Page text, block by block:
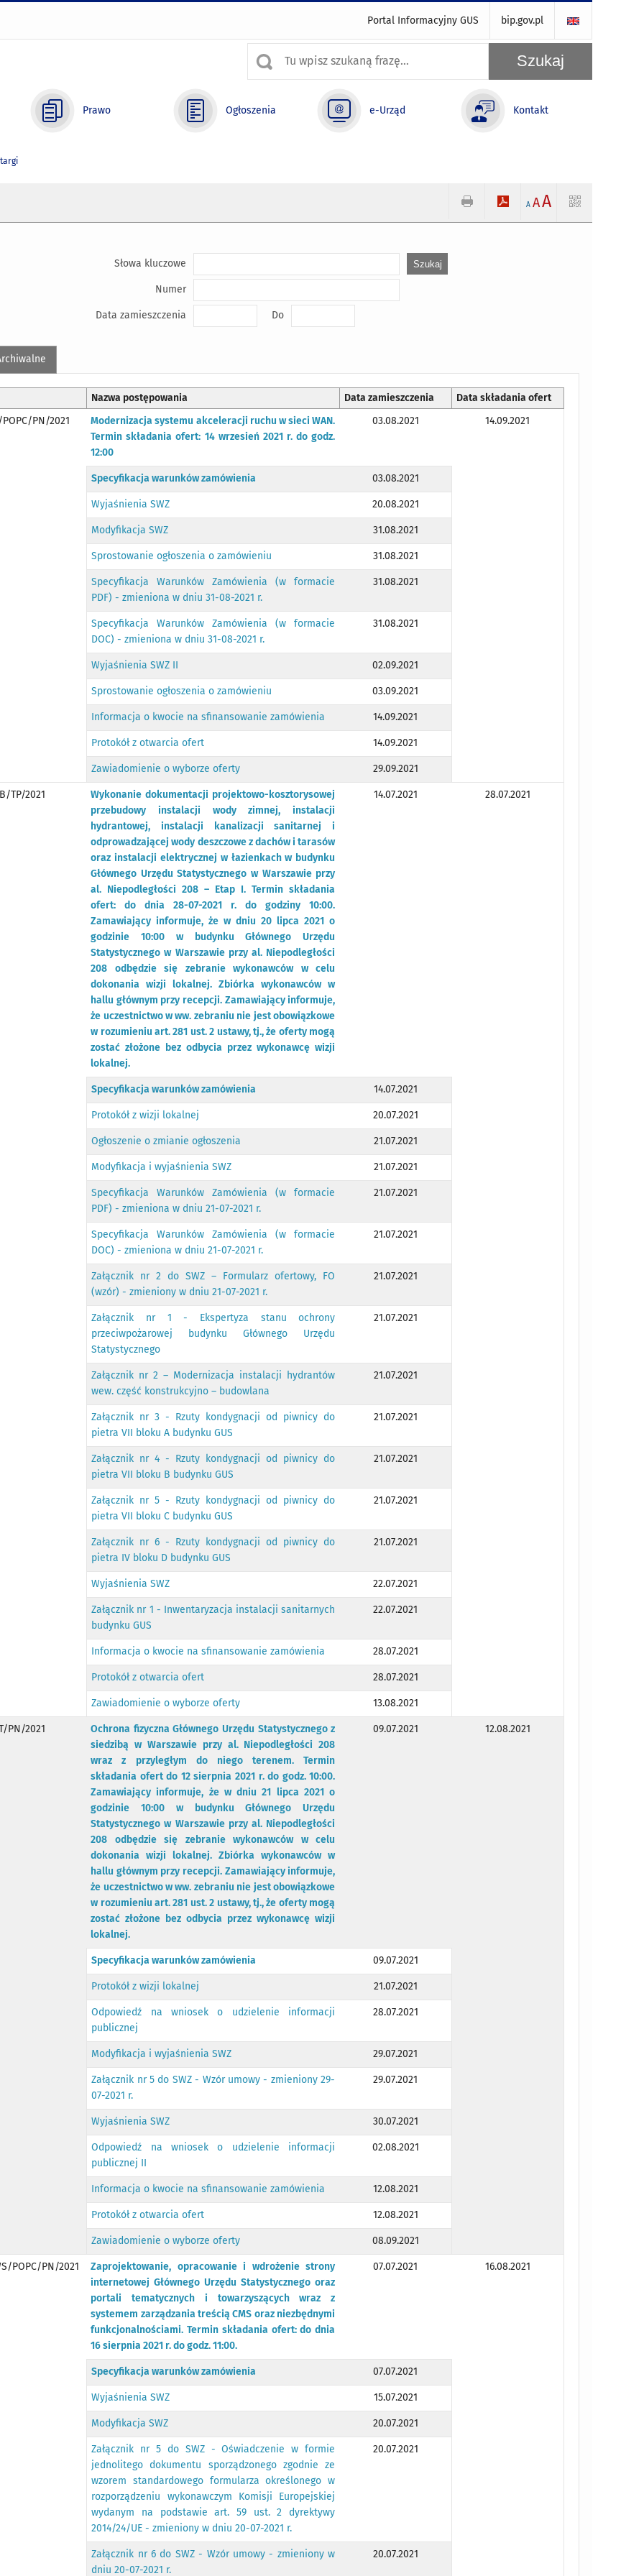
Portal Informacyjny GUS bip.gov.pl
Prawo Ogłoszenia e-Urząd Kontakt
A AA
Słowa kluczowe
Numer
Data zamieszczenia Do
Nazwa postępowania Data zamieszczenia
Data składania ofert
PN/2021
Modernizacja systemu akceleracji ruchu w sieci WAN.
Termin składania ofert: 14 wrzesień 2021 r. do godz.
12:00
03.08.2021 14.09.2021
Specyfikacja warunków zamówienia 03.08.2021
Wyjaśnienia SWZ 20.08.2021
Modyfikacja SWZ 31.08.2021
Sprostowanie ogłoszenia o zamówieniu 31.08.2021
Specyfikacja Warunków Zamówienia (w formacie
PDF) - zmieniona w dniu 31-08-2021 r.
31.08.2021
Specyfikacja Warunków Zamówienia (w formacie
DOC) - zmieniona w dniu 31-08-2021 r.
31.08.2021
Wyjaśnienia SWZ II 02.09.2021
Sprostowanie ogłoszenia o zamówieniu 03.09.2021
Informacja o kwocie na sfinansowanie zamówienia 14.09.2021
Protokół z otwarcia ofert 14.09.2021
Zawiadomienie o wyborze oferty 29.09.2021
TP/2021
Wykonanie dokumentacji projektowo-kosztorysowej
przebudowy instalacji wody zimnej, instalacji
hydrantowej, instalacji kanalizacji sanitarnej i
odprowadzającej wody deszczowe z dachów i tarasów
oraz instalacji elektrycznej w łazienkach w budynku
Głównego Urzędu Statystycznego w Warszawie przy
al. Niepodległości 208 – Etap I. Termin składania
ofert: do dnia 28-07-2021 r. do godziny 10:00.
Zamawiający informuje, że w dniu 20 lipca 2021 o
godzinie 10:00 w budynku Głównego Urzędu
Statystycznego w Warszawie przy al. Niepodległości
208 odbędzie się zebranie wykonawców w celu
dokonania wizji lokalnej. Zbiórka wykonawców w
hallu głównym przy recepcji. Zamawiający informuje,
że uczestnictwo w ww. zebraniu nie jest obowiązkowe
w rozumieniu art. 281 ust. 2 ustawy, tj., że oferty mogą
zostać złożone bez odbycia przez wykonawcę wizji
lokalnej.
14.07.2021 28.07.2021
Specyfikacja warunków zamówienia 14.07.2021
Protokół z wizji lokalnej 20.07.2021
Ogłoszenie o zmianie ogłoszenia 21.07.2021
Modyfikacja i wyjaśnienia SWZ 21.07.2021
Specyfikacja Warunków Zamówienia (w formacie
PDF) - zmieniona w dniu 21-07-2021 r.
21.07.2021
Specyfikacja Warunków Zamówienia (w formacie
DOC) - zmieniona w dniu 21-07-2021 r.
21.07.2021
Załącznik nr 2 do SWZ – Formularz ofertowy, FO
(wzór) - zmieniony w dniu 21-07-2021 r.
21.07.2021
Załącznik nr 1 - Ekspertyza stanu ochrony
przeciwpożarowej budynku Głównego Urzędu
Statystycznego
21.07.2021
Załącznik nr 2 – Modernizacja instalacji hydrantów
wew. część konstrukcyjno – budowlana
21.07.2021
Załącznik nr 3 - Rzuty kondygnacji od piwnicy do
pietra VII bloku A budynku GUS
21.07.2021
Załącznik nr 4 - Rzuty kondygnacji od piwnicy do
pietra VII bloku B budynku GUS
21.07.2021
Załącznik nr 5 - Rzuty kondygnacji od piwnicy do
pietra VII bloku C budynku GUS
21.07.2021
Załącznik nr 6 - Rzuty kondygnacji od piwnicy do
pietra IV bloku D budynku GUS
21.07.2021
Wyjaśnienia SWZ 22.07.2021
Załącznik nr 1 - Inwentaryzacja instalacji sanitarnych
budynku GUS
22.07.2021
Informacja o kwocie na sfinansowanie zamówienia 28.07.2021
Protokół z otwarcia ofert 28.07.2021
Zawiadomienie o wyborze oferty 13.08.2021
PN/2021
Ochrona fizyczna Głównego Urzędu Statystycznego z
siedzibą w Warszawie przy al. Niepodległości 208
wraz z przyległym do niego terenem. Termin
składania ofert do 12 sierpnia 2021 r. do godz. 10:00.
Zamawiający informuje, że w dniu 21 lipca 2021 o
godzinie 10:00 w budynku Głównego Urzędu
Statystycznego w Warszawie przy al. Niepodległości
208 odbędzie się zebranie wykonawców w celu
dokonania wizji lokalnej. Zbiórka wykonawców w
hallu głównym przy recepcji. Zamawiający informuje,
że uczestnictwo w ww. zebraniu nie jest obowiązkowe
w rozumieniu art. 281 ust. 2 ustawy, tj., że oferty mogą
zostać złożone bez odbycia przez wykonawcę wizji
lokalnej.
09.07.2021 12.08.2021
Specyfikacja warunków zamówienia 09.07.2021
Protokół z wizji lokalnej 21.07.2021
Odpowiedź na wniosek o udzielenie informacji
publicznej
28.07.2021
Modyfikacja i wyjaśnienia SWZ 29.07.2021
Załącznik nr 5 do SWZ - Wzór umowy - zmieniony 29-
07-2021 r.
29.07.2021
Wyjaśnienia SWZ 30.07.2021
Odpowiedź na wniosek o udzielenie informacji
publicznej II
02.08.2021
Informacja o kwocie na sfinansowanie zamówienia 12.08.2021
Protokół z otwarcia ofert 12.08.2021
Zawiadomienie o wyborze oferty 08.09.2021
POPC/PN/2021
Zaprojektowanie, opracowanie i wdrożenie strony
internetowej Głównego Urzędu Statystycznego oraz
portali tematycznych i towarzyszących wraz z
systemem zarządzania treścią CMS oraz niezbędnymi
funkcjonalnościami. Termin składania ofert: do dnia
16 sierpnia 2021 r. do godz. 11:00.
07.07.2021 16.08.2021
Specyfikacja warunków zamówienia 07.07.2021
Wyjaśnienia SWZ 15.07.2021
Modyfikacja SWZ 20.07.2021
Załącznik nr 5 do SWZ - Oświadczenie w formie
jednolitego dokumentu sporządzonego zgodnie ze
wzorem standardowego formularza określonego w
rozporządzeniu wykonawczym Komisji Europejskiej
wydanym na podstawie art. 59 ust. 2 dyrektywy
2014/24/UE - zmieniony w dniu 20-07-2021 r.
20.07.2021
Załącznik nr 6 do SWZ - Wzór umowy - zmieniony w
dniu 20-07-2021 r.
20.07.2021